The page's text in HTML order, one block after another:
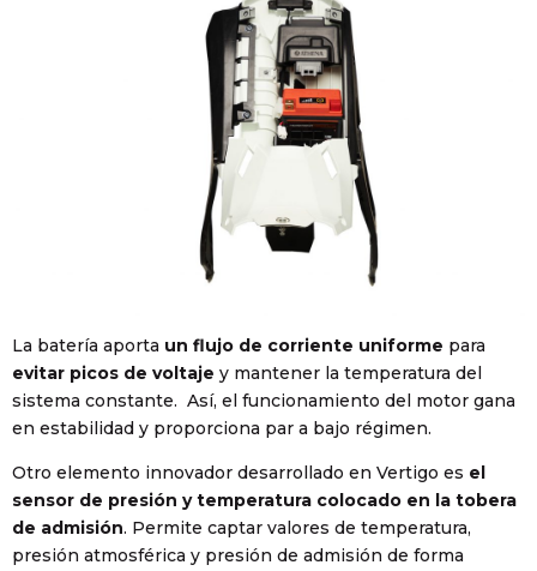
La batería aporta un flujo de corriente uniforme para
evitar picos de voltaje y mantener la temperatura del
sistema constante. Así, el funcionamiento del motor gana
en estabilidad y proporciona par a bajo régimen.
Otro elemento innovador desarrollado en Vertigo es el
sensor de presión y temperatura colocado en la tobera
de admisión. Permite captar valores de temperatura,
presión atmosférica y presión de admisión de forma